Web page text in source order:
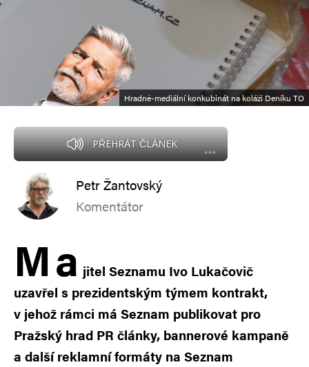
Hradně-mediální konkubinát na koláži Deníku TO
PŘEHRÁT ČLÁNEK
Petr Žantovský
Komentátor
Ma jitel Seznamu Ivo Lukačovič
uzavřel s prezidentským týmem kontrakt,
v jehož rámci má Seznam publikovat pro
Pražský hrad PR články, bannerové kampaně
a další reklamní formáty na Seznam